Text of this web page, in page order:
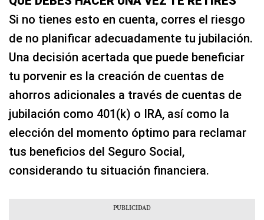
Si no tienes esto en cuenta, corres el riesgo
de no planificar adecuadamente tu jubilación.
Una decisión acertada que puede beneficiar
tu porvenir es la creación de cuentas de
ahorros adicionales a través de cuentas de
jubilación como 401(k) o IRA, así como la
elección del momento óptimo para reclamar
tus beneficios del Seguro Social,
considerando tu situación financiera.